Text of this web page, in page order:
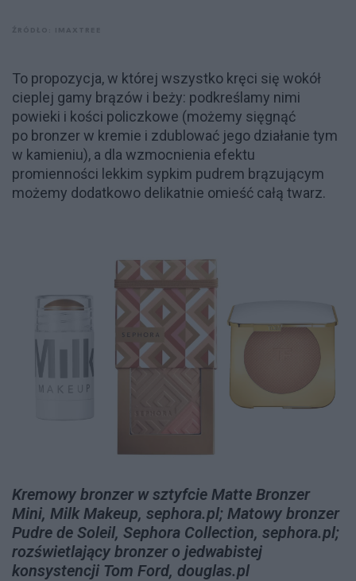
To propozycja, w której wszystko kręci się wokół
cieplej gamy brązów i beży: podkreślamy nimi
powieki i kości policzkowe (możemy sięgnąć
po bronzer w kremie i zdublować jego działanie tym
w kamieniu), a dla wzmocnienia efektu
promienności lekkim sypkim pudrem brązującym
możemy dodatkowo delikatnie omieść całą twarz.
Kremowy bronzer w sztyfcie Matte Bronzer
Mini, Milk Makeup, sephora.pl; Matowy bronzer
Pudre de Soleil, Sephora Collection, sephora.pl;
rozświetlający bronzer o jedwabistej
konsystencji Tom Ford, douglas.pl